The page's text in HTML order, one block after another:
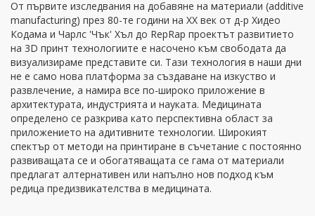
От първите изследвания на добавяне на материали (additive
manufacturing) през 80-те години на ХХ век от д-р Хидео
Кодама и Чарлс 'Чък' Хъл до RepRap проектът развитието
на 3D принт технологиите е насочено към свободата да
визуализираме представите си. Тази технология в наши дни
не е само нова платформа за създаване на изкуство и
развлечение, а намира все по-широко приложение в
архитектурата, индустрията и науката. Медицината
определено се разкрива като перспективна област за
приложението на адитивните технологии. Широкият
спектър от методи на принтиране в съчетание с постоянно
развиващата се и обогатяващата се гама от материали
предлагат алтернативен или напълно нов подход към
редица предизвикателства в медицината.